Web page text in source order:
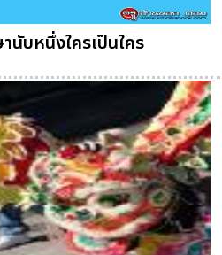
นับหนึ่งใครเป็นใคร